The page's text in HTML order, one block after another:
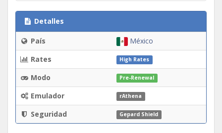
Detalles
País
México
Rates
High Rates
Modo Pre-Renewal
Emulador rAthena
Seguridad Gepard Shield